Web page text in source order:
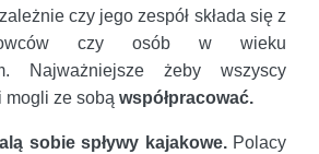
czy jego zespół składa się z
czy osób w wieku
Najważniejsze żeby wszyscy
mogli ze sobą współpracować.
sobie spływy kajakowe.Polacy